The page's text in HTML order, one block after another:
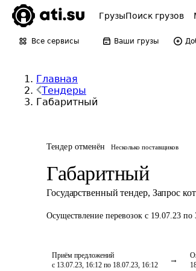
ГрузыПоиск грузов
Все сервисы Ваши грузы
Главная
Тендеры
Габаритный
Тендер отменён Несколько поставщиков
Габаритный
Государственный тендер, Запрос
Осуществление перевозок с 19.07.23 по
Приём предложений
с 13.07.23, 16:12 по 18.07.23, 16:12